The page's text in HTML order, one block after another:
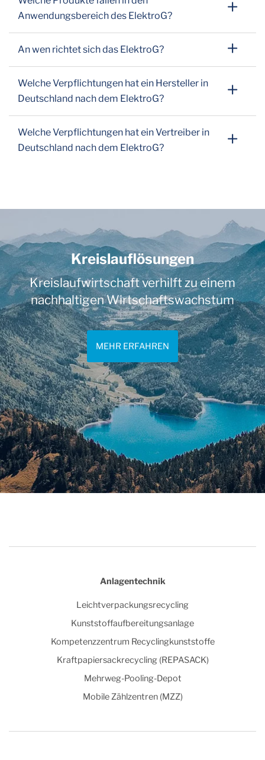
Anwendungsbereich des ElektroG?
An wen richtet sich das ElektroG?
Welche Verpflichtungen hat ein Hersteller in
Deutschland nach dem ElektroG?
Welche Verpflichtungen hat ein Vertreiber in
Deutschland nach dem ElektroG?
Kreislauflösungen
Kreislaufwirtschaft verhilft zu einem
nachhaltigen Wirtschaftswachstum
MEHR ERFAHREN
Anlagentechnik
Leichtverpackungsrecycling
Kunststoffaufbereitungsanlage
Kompetenzzentrum Recyclingkunststoffe
Kraftpapiersackrecycling (REPASACK)
Mehrweg-Pooling-Depot
Mobile Zählzentren (MZZ)